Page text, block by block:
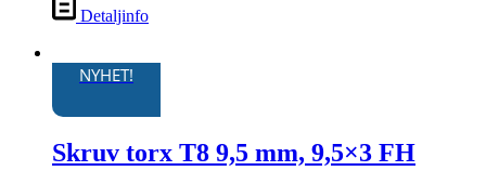
Detaljinfo
NYHET!
Skruv torx T8 9,5 mm, 9,5×3 FH